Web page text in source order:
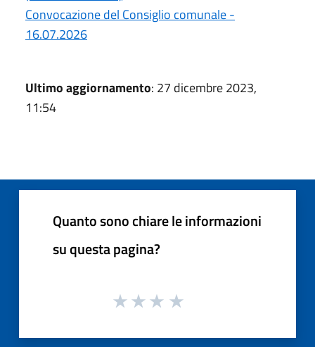
Convocazione del Consiglio comunale -
16.07.2026
Ultimo aggiornamento: 27 dicembre 2023,
11:54
Quanto sono chiare le informazioni
su questa pagina?